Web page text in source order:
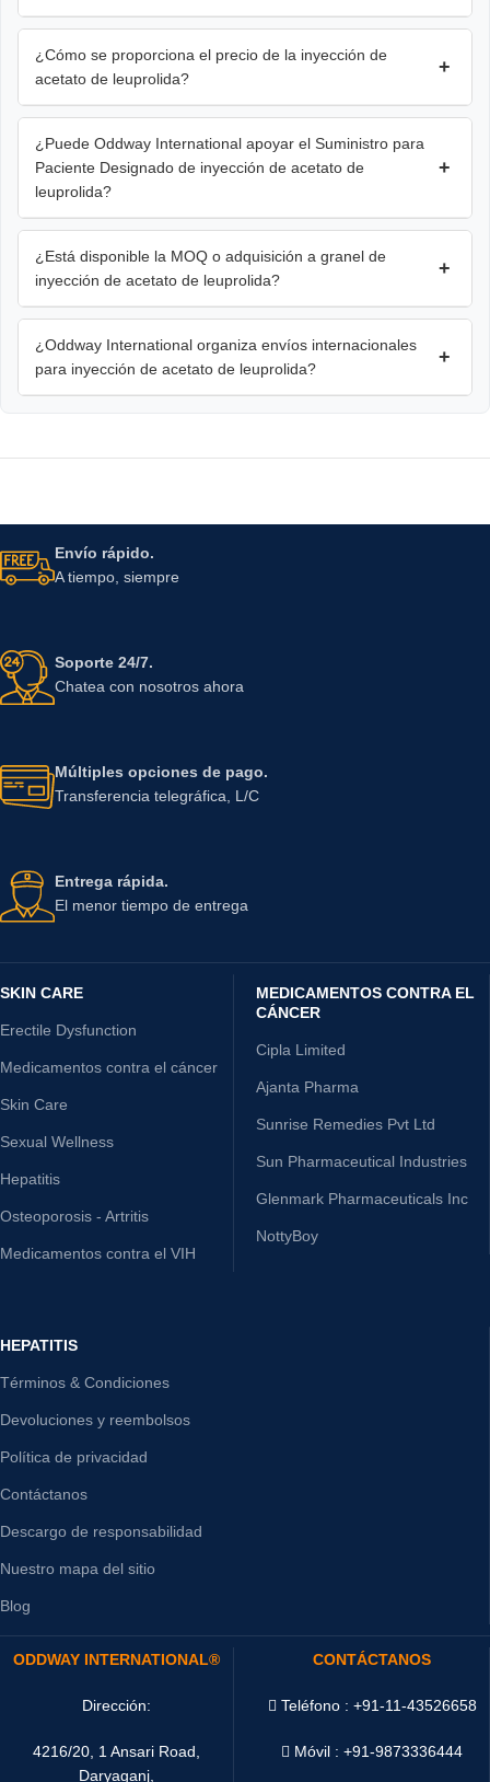
¿Cómo se proporciona el precio de la inyección de
acetato de leuprolida?
+
¿Puede Oddway International apoyar el Suministro para
Paciente Designado de inyección de acetato de
leuprolida?
+
¿Está disponible la MOQ o adquisición a granel de
inyección de acetato de leuprolida?
+
¿Oddway International organiza envíos internacionales
para inyección de acetato de leuprolida?
+
Envío rápido.
A tiempo, siempre
Soporte 24/7.
Chatea con nosotros ahora
Múltiples opciones de pago.
Transferencia telegráfica, L/C
Entrega rápida.
El menor tiempo de entrega
SKIN CARE
Erectile Dysfunction
Medicamentos contra el cáncer
Skin Care
Sexual Wellness
Hepatitis
Osteoporosis - Artritis
Medicamentos contra el VIH
MEDICAMENTOS CONTRA EL
CÁNCER
Cipla Limited
Ajanta Pharma
Sunrise Remedies Pvt Ltd
Sun Pharmaceutical Industries
Glenmark Pharmaceuticals Inc
NottyBoy
HEPATITIS
Términos & Condiciones
Devoluciones y reembolsos
Política de privacidad
Contáctanos
Descargo de responsabilidad
Nuestro mapa del sitio
Blog
ODDWAY INTERNATIONAL®
Dirección:
4216/20, 1 Ansari Road,
Daryaganj,
CONTÁCTANOS
Teléfono : +91-11-43526658
Móvil : +91-9873336444